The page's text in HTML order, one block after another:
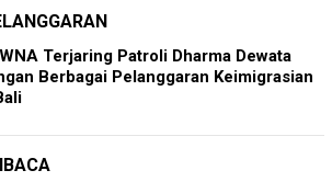
Terjaring Patroli Dharma Dewata
Berbagai Pelanggaran Keimigrasian